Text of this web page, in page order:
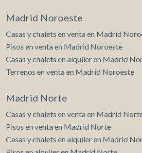
Madrid Noroeste
Casas y chalets en venta en Madrid
Pisos en venta en Madrid Noroeste
Casas y chalets en alquiler en Madrid
Terrenos en venta en Madrid Noroeste
Madrid Norte
Casas y chalets en venta en Madrid
Pisos en venta en Madrid Norte
Casas y chalets en alquiler en Madrid